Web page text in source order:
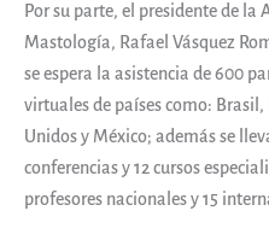
Por su parte, el presidente de la
Mastología, Rafael Vásquez
se espera la asistencia de 600
virtuales de países como:
Unidos y México; además se
conferencias y 12 cursos
profesores nacionales y 15